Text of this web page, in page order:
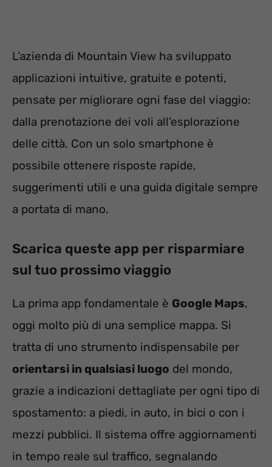
L’azienda di Mountain View ha sviluppato
applicazioni intuitive, gratuite e potenti,
pensate per migliorare ogni fase del viaggio:
dalla prenotazione dei voli all’esplorazione
delle città. Con un solo smartphone è
possibile ottenere risposte rapide,
suggerimenti utili e una guida digitale sempre
a portata di mano.
Scarica queste app per risparmiare
sul tuo prossimo viaggio
La prima app fondamentale è Google Maps,
oggi molto più di una semplice mappa. Si
tratta di uno strumento indispensabile per
orientarsi in qualsiasi luogo del mondo,
grazie a indicazioni dettagliate per ogni tipo di
spostamento: a piedi, in auto, in bici o con i
mezzi pubblici. Il sistema offre aggiornamenti
in tempo reale sul traffico, segnalando